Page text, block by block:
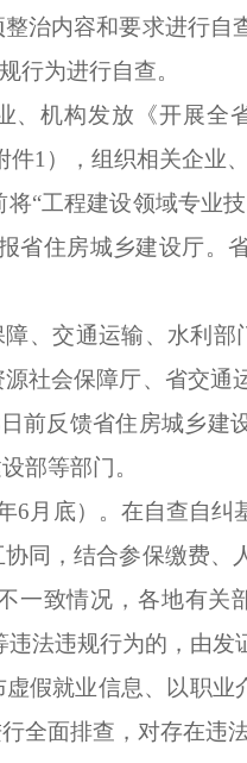
治内容和要求进行自
行为进行自查。
、机构发放 《开展全
件1 ），组织相关企业
将“工程建设领域专业
省住房城乡建设厅。
、交通运输、水利部
社会保障厅、省交通
日前反馈省住房城乡建
部等部门。
6 月底） 。 在自查自纠
同，结合参保缴费
一致情况，各地有关
违法违规行为的，由
假就业信息、以职
全面排查，对存在违